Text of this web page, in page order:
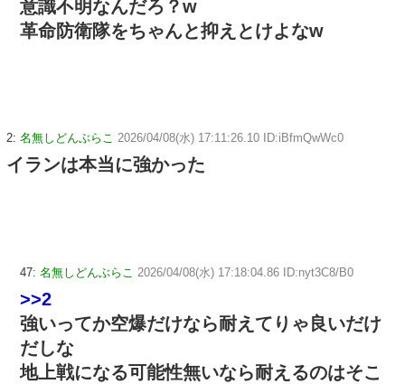
意識不明なんだろ？w
革命防衛隊をちゃんと抑えとけよなw
2: 名無しどんぶらこ 2026/04/08(水) 17:11:26.10 ID:iBfmQwWc0
イランは本当に強かった
47: 名無しどんぶらこ 2026/04/08(水) 17:18:04.86 ID:nyt3C8/B0
>>2
強いってか空爆だけなら耐えてりゃ良いだけ
だしな
地上戦になる可能性無いなら耐えるのはそこ